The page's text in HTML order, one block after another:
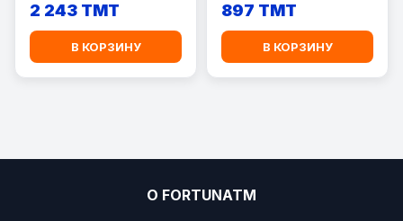
2 243 TMT
В КОРЗИНУ
897 TMT
В КОРЗИНУ
О FORTUNATM